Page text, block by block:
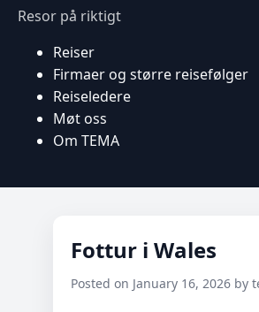
Resor på riktigt
Reiser
Firmaer og større reisefølger
Reiseledere
Møt oss
Om TEMA
Fottur i Wales
Posted on January 16, 2026 by